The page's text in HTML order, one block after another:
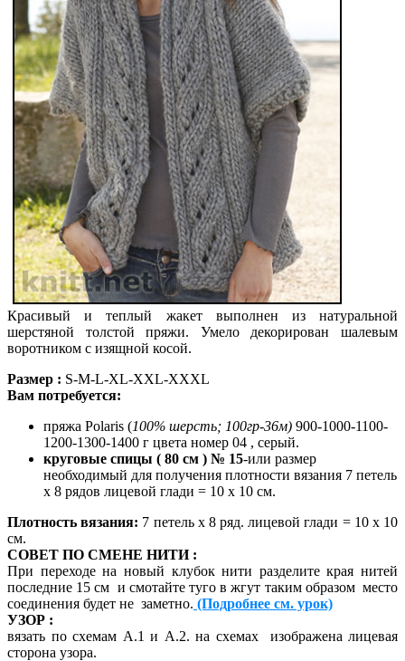
Красивый и теплый жакет выполнен из натуральной
шерстяной толстой пряжи. Умело декорирован шалевым
воротником с изящной косой.
Размер : S-M-L-XL-XXL-XXXL
Вам потребуется:
пряжа Polaris (100% шерсть; 100гр-36м) 900-1000-1100-
1200-1300-1400 г цвета номер 04 , серый.
круговые спицы ( 80 см ) № 15-или размер
необходимый для получения плотности вязания 7 петель
x 8 рядов лицевой глади = 10 x 10 см.
Плотность вязания: 7 петель x 8 ряд. лицевой глади = 10 x 10
см.
СОВЕТ ПО СМЕНЕ НИТИ :
При переходе на новый клубок нити разделите края нитей
последние 15 см и смотайте туго в жгут таким образом место
соединения будет не заметно. (Подробнее см. урок)
УЗОР :
вязать по схемам A.1 и А.2. на схемах изображена лицевая
сторона узора.